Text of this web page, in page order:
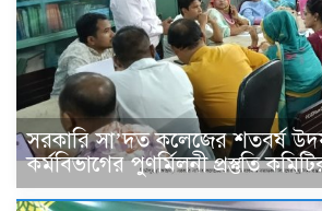
সরকারি সা’দত কলেজের শতবর্ষ
কর্মবিভাগের পুণর্মিলনী প্রস্তুতি